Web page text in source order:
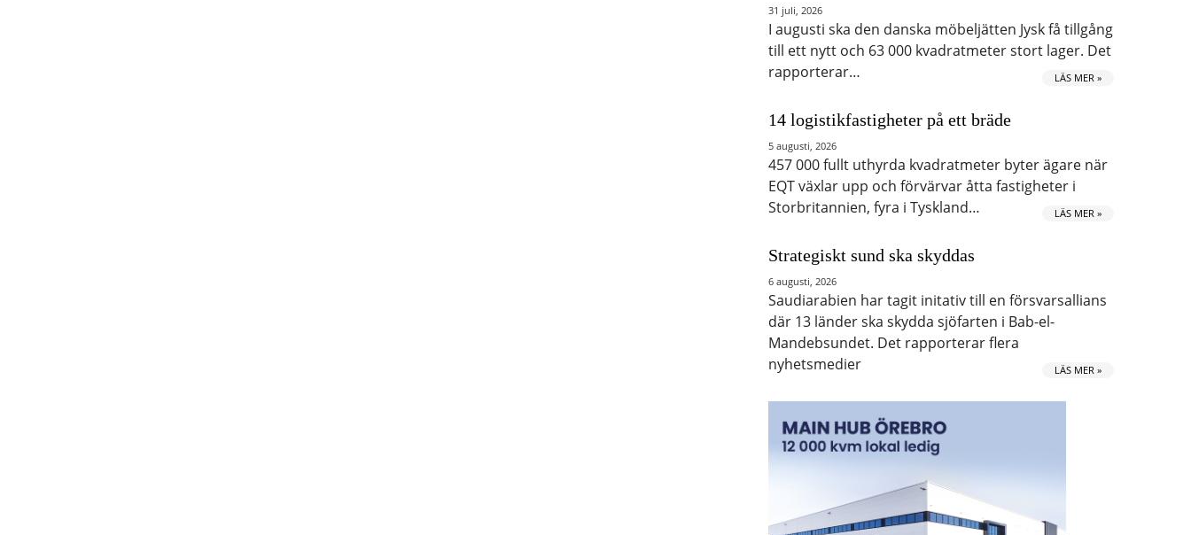
31 juli, 2026
I augusti ska den danska möbeljätten Jysk få tillgång
till ett nytt och 63 000 kvadratmeter stort lager. Det
rapporterar…
LÄS MER »
14 logistikfastigheter på ett bräde
5 augusti, 2026
457 000 fullt uthyrda kvadratmeter byter ägare när
EQT växlar upp och förvärvar åtta fastigheter i
Storbritannien, fyra i Tyskland…
LÄS MER »
Strategiskt sund ska skyddas
6 augusti, 2026
Saudiarabien har tagit initativ till en försvarsallians
där 13 länder ska skydda sjöfarten i Bab-el-
Mandebsundet. Det rapporterar flera
nyhetsmedier
LÄS MER »